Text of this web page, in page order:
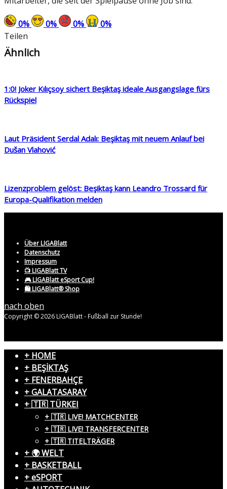
0% 0% 0% 0%
Teilen
Ähnlich
1:0! Joker Kılıçsoy sichert Beşiktaş ideale Ausgangslage fürs
Rückspiel
Laut Präsident Serdal Adalı: Beşiktaş mit neuem Anlauf bei
Dušan Vlahović
Lizenzproblem gelöst: Beşiktaş kann Leandro Trossard für
Europa-Qualifikation melden
Über LIGABlatt
Datenschutz
Impressum
📺 LIGABlatt TV
🎮 LIGABlatt eSport Cup!
🛍️ LIGABlatt® Shop
nach oben
Copyright © 2026 LIGABlatt - Fußball zur Stunde!
+ HOME
+ BEŞİKTAŞ
+ FENERBAHÇE
+ GALATASARAY
+ 🇹🇷 TÜRKEI
+ 🇹🇷 LIVE! MATCHCENTER
+ 🇹🇷 LIVE! TRANSFERCENTER
+ 🇹🇷 TITELTRÄGER
+ 🌍 WELT
+ BASKETBALL
+ eSPORT